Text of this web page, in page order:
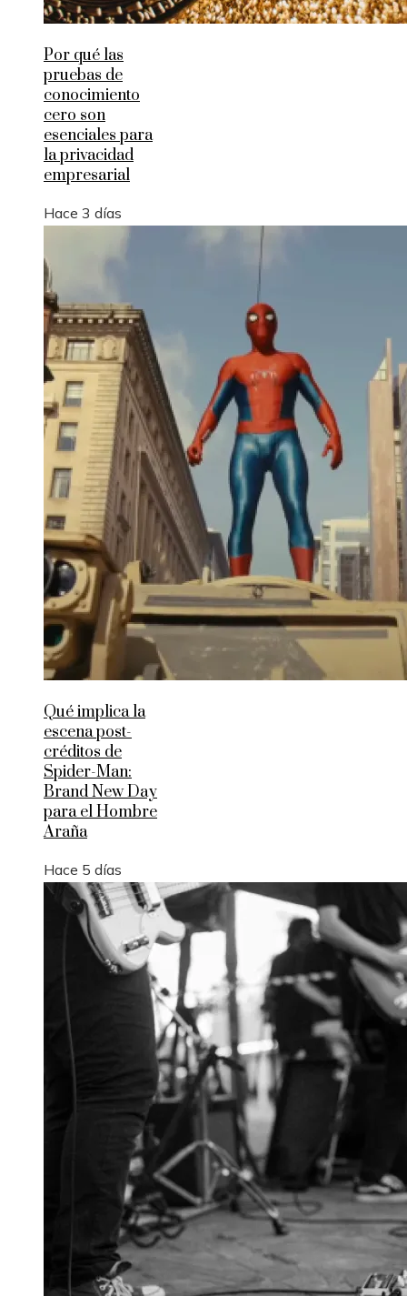
Por qué las
pruebas de
conocimiento
cero son
esenciales para
la privacidad
empresarial
Hace 3 días
Qué implica la
escena post-
créditos de
Spider-Man:
Brand New Day
para el Hombre
Araña
Hace 5 días